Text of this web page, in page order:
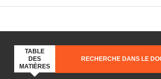
TABLE
DES
MATIÈRES
RECHERCHE DANS LE